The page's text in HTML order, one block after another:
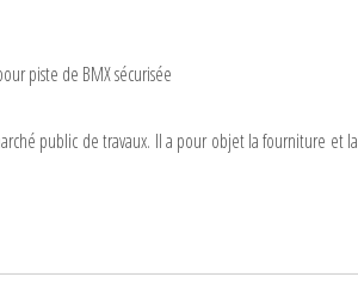
piste de BMX sécurisée
public de travaux. Il a pour objet la fourniture et la